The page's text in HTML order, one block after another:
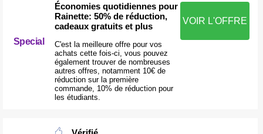
Special
Économies quotidiennes pour
Rainette: 50% de réduction,
cadeaux gratuits et plus
C'est la meilleure offre pour vos
achats cette fois-ci, vous pouvez
également trouver de nombreuses
autres offres, notamment 10€ de
réduction sur la première
commande, 10% de réduction pour
les étudiants.
VOIR L'OFFRE